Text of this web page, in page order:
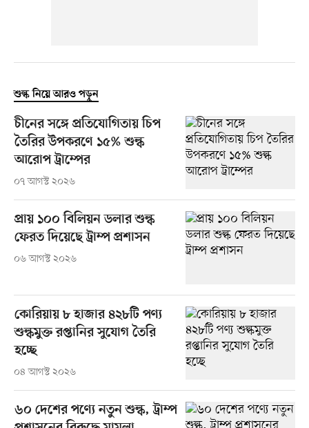
শুল্ক নিয়ে আরও পড়ুন
চীনের সঙ্গে প্রতিযোগিতায় চিপ
তৈরির উপকরণে ১৫% শুল্ক
আরোপ ট্রাম্পের
০৭ আগস্ট ২০২৬
প্রায় ১০০ বিলিয়ন ডলার শুল্ক
ফেরত দিয়েছে ট্রাম্প প্রশাসন
০৬ আগস্ট ২০২৬
কোরিয়ায় ৮ হাজার ৪২৮টি পণ্য
শুল্কমুক্ত রপ্তানির সুযোগ তৈরি
হচ্ছে
০৪ আগস্ট ২০২৬
৬০ দেশের পণ্যে নতুন শুল্ক, ট্রাম্প